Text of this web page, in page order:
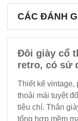
CÁC ĐÁNH
Đôi giày cổ
retro, có sử
Thiết kế vintage,
thoải mái tuyệt
tiêu chí. Thân
tổng hợp mềm